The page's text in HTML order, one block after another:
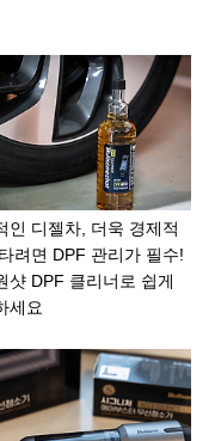
인 디젤차, 더욱 경제적
려면 DPF 관리가 필수!
샷 DPF 클리너로 쉽게
세요